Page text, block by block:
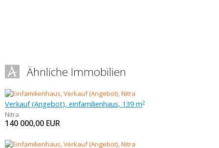
Ähnliche Immobilien
Verkauf (Angebot), einfamilienhaus, 139 m2
Nitra
140 000,00 EUR